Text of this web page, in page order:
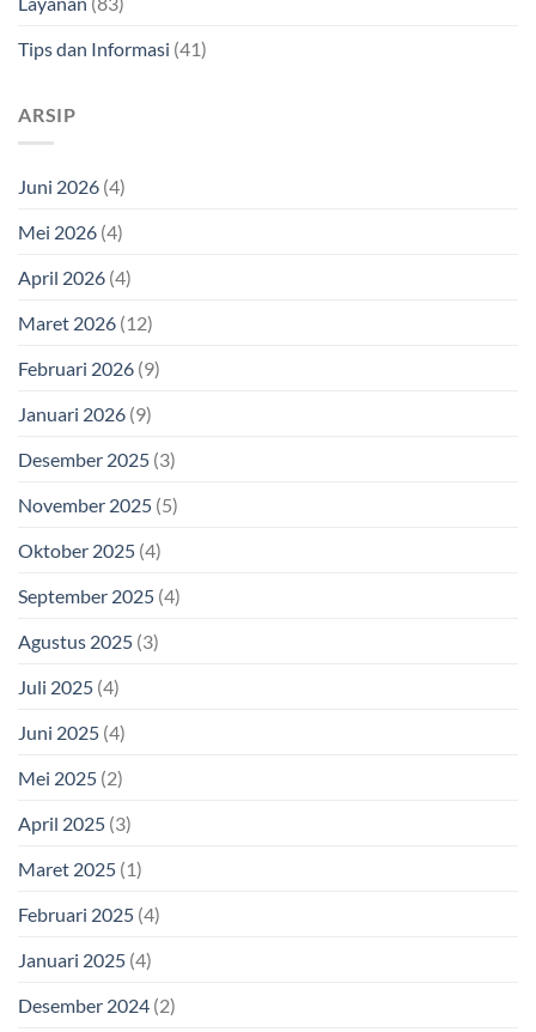
Tips dan Informasi (41)
ARSIP
Juni 2026 (4)
Mei 2026 (4)
April 2026 (4)
Maret 2026 (12)
Februari 2026 (9)
Januari 2026 (9)
Desember 2025 (3)
November 2025 (5)
Oktober 2025 (4)
September 2025 (4)
Agustus 2025 (3)
Juli 2025 (4)
Juni 2025 (4)
Mei 2025 (2)
April 2025 (3)
Maret 2025 (1)
Februari 2025 (4)
Januari 2025 (4)
Desember 2024 (2)